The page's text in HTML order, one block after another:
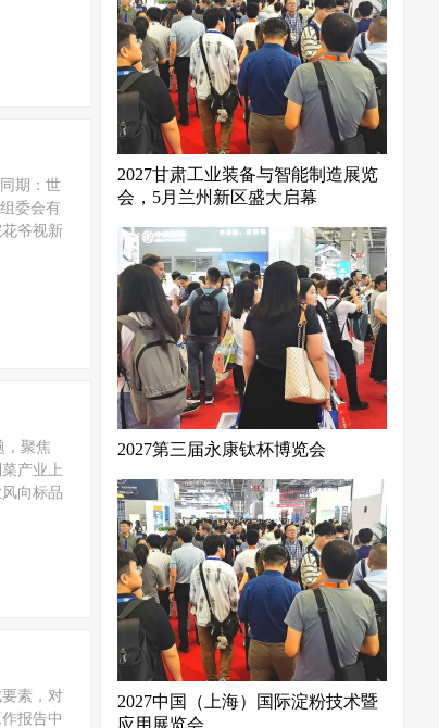
期：世
委会有
爷视新
，聚焦
产业上
向标品
素，对
报告中
2027甘肃工业装备与智能制造展览
会，5月兰州新区盛大启幕
2027第三届永康钛杯博览会
2027中国（上海）国际淀粉技术暨
应用展览会